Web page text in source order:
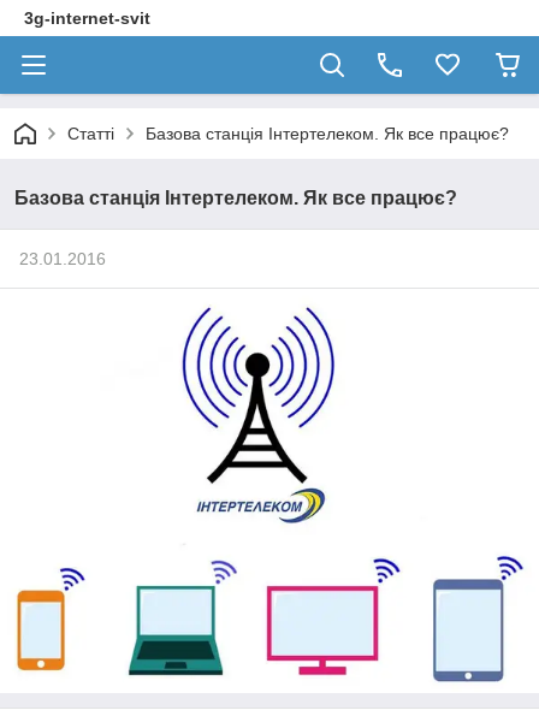
3g-internet-svit
Статті Базова станція Інтертелеком. Як все працює?
Базова станція Інтертелеком. Як все працює?
23.01.2016